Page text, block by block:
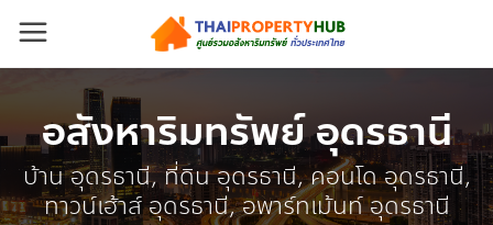
อสังหาริมทรัพย์ อุดรธานี
บ้าน อุดรธานี, ที่ดิน อุดรธานี, คอนโด อุดรธานี,
ทาวน์เฮ้าส์ อุดรธานี, อพาร์ทเม้นท์ อุดรธานี